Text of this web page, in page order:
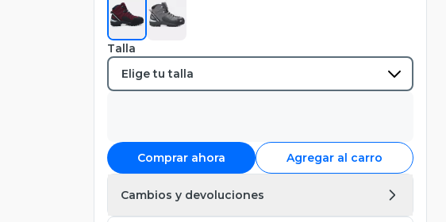
Talla
Comprar ahora Agregar al carro
Cambios y devoluciones